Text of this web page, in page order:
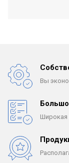
Вы
Широкая